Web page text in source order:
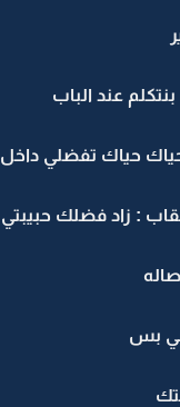
عند الباب
حياك تفضلي داخل
: زاد فضلك حبيبتي
بس